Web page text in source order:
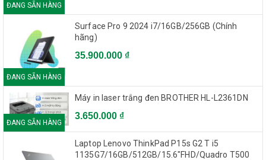
SẮP CHÁY HÀNG
CPU AMD Ryzen R7 1700X (3.4GHz - 3.8GHz)
8.499.000đ(Giá bán lẻ)
8.074.050đ(Giá tốt Online)
-5%
SẮP CHÁY HÀNG
8.800.000đ(Giá bán lẻ)
ĐANG SẴN HÀNG
ĐANG SẴN HÀNG
Surface Pro 9 2024 i7/16GB/256GB (Chính
hãng)
35.900.000 ₫
ĐANG SẴN HÀNG
Máy in laser trắng đen BROTHER HL-L2361DN
3.650.000 ₫
Laptop Lenovo ThinkPad P15s G2 T i5
1135G7/16GB/512GB/15.6"FHD/Quadro T500